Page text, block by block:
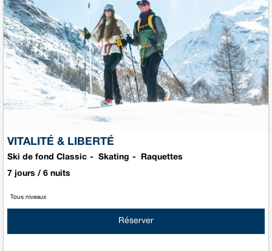
VITALITÉ & LIBERTÉ
Ski de fond Classic Skating Raquettes
7 jours / 6 nuits
Tous niveaux
Réserver